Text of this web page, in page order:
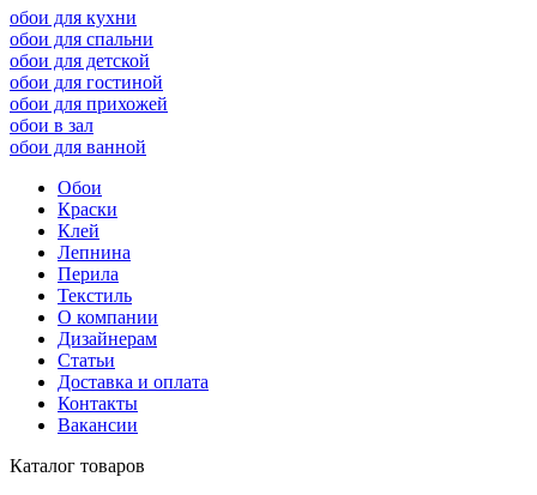
обои для кухни
обои для спальни
обои для детской
обои для гостиной
обои для прихожей
обои в зал
обои для ванной
Обои
Краски
Клей
Лепнина
Перила
Текстиль
О компании
Дизайнерам
Статьи
Доставка и оплата
Контакты
Вакансии
Каталог товаров